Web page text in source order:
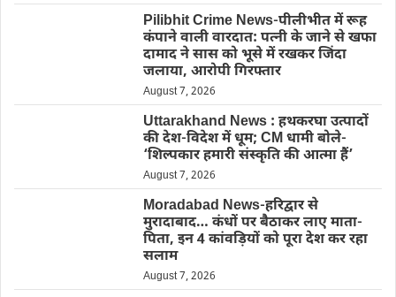
Pilibhit Crime News-पीलीभीत में रूह
कंपाने वाली वारदात: पत्नी के जाने से खफा
दामाद ने सास को भूसे में रखकर जिंदा
जलाया, आरोपी गिरफ्तार
August 7, 2026
Uttarakhand News : हथकरघा उत्पादों
की देश-विदेश में धूम; CM धामी बोले-
‘शिल्पकार हमारी संस्कृति की आत्मा हैं’
August 7, 2026
Moradabad News-हरिद्वार से
मुरादाबाद… कंधों पर बैठाकर लाए माता-
पिता, इन 4 कांवड़ियों को पूरा देश कर रहा
सलाम
August 7, 2026